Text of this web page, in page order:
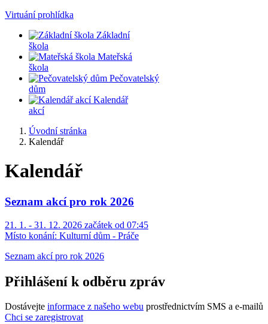
Virtuání prohlídka
Základní
škola
Mateřská
škola
Pečovatelský
dům
Kalendář
akcí
Úvodní stránka
Kalendář
Kalendář
Seznam akcí pro rok 2026
21. 1. - 31. 12. 2026 začátek od 07:45
Místo konání: Kulturní dům - Práče
Seznam akcí pro rok 2026
Přihlášení k odběru zpráv
Dostávejte informace z našeho webu prostřednictvím SMS a e-mailů
Chci se zaregistrovat